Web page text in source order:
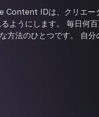
Content IDは、クリエー
ようにします。 毎日何
方法のひとつです。 自